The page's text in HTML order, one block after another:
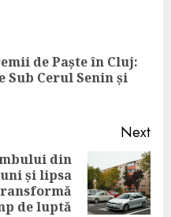
de Paște în Cluj:
Sub Cerul Senin și
Next
din
și lipsa
de luptă